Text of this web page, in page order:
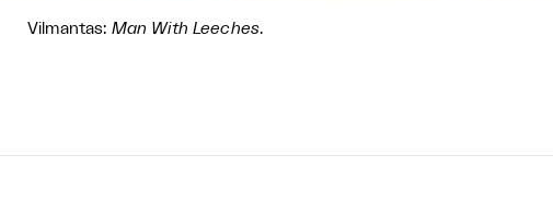
Vilmantas: Man With Leeches.